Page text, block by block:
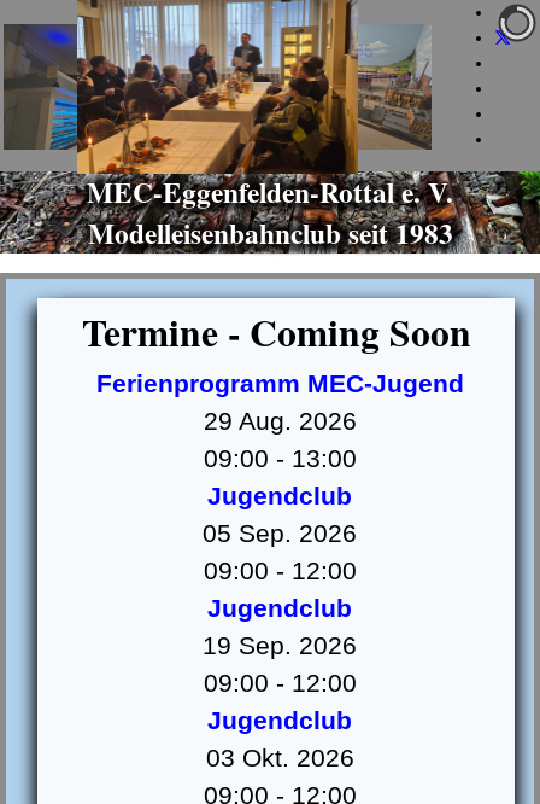
+49 160 973 581 85
info@mec-eggenfelden.de
jeden Dienstag ab 19 Uhr
MEC-Eggenfelden-Rottal e. V.
Modelleisenbahnclub seit 1983
Termine - Coming Soon
Ferienprogramm MEC-Jugend
29 Aug. 2026
09:00 - 13:00
Jugendclub
05 Sep. 2026
09:00 - 12:00
Jugendclub
19 Sep. 2026
09:00 - 12:00
Jugendclub
03 Okt. 2026
09:00 - 12:00